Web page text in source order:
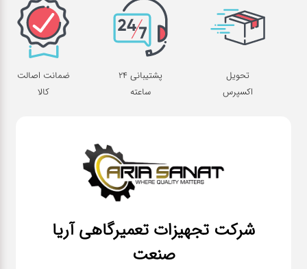
تحویل
اکسپرس
پشتیبانی 24
ساعته
ضمانت اصالت
کالا
شرکت تجهیزات تعمیرگاهی آریا
صنعت